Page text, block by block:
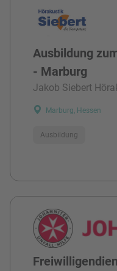
Ausbildung
- Marburg
Jakob Siebert
Marburg, Hessen
Ausbildung